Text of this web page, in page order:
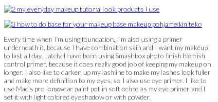
Every time when I’m using foundation, I’m also using a primer
underneath it, because I have combination skin and I want my makeup
to last all day. Lately I have been using Smashbox photo finish blemish
control primer, because it does really good job of keeping my makeup on
longer. I also like to darken up my lashline to make my lashes look fuller
and make more definition to my eyes, so I also use eye primer. I like to
use Mac’s pro longwear paint pot in soft ochre as my eye primer and I
set it with light colored eyeshadow or with powder.